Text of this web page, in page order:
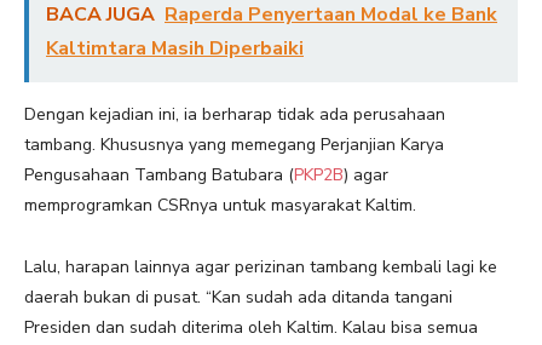
BACA JUGA Raperda Penyertaan Modal ke Bank
Kaltimtara Masih Diperbaiki
Dengan kejadian ini, ia berharap tidak ada perusahaan
tambang. Khususnya yang memegang Perjanjian Karya
Pengusahaan Tambang Batubara (PKP2B) agar
memprogramkan CSRnya untuk masyarakat Kaltim.
Lalu, harapan lainnya agar perizinan tambang kembali lagi ke
daerah bukan di pusat. “Kan sudah ada ditanda tangani
Presiden dan sudah diterima oleh Kaltim. Kalau bisa semua